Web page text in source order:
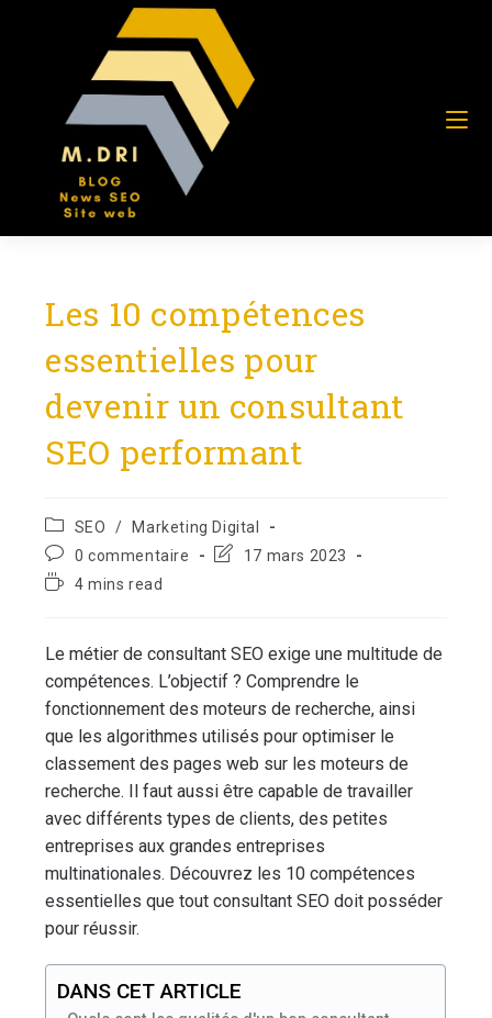
Les 10 compétences
essentielles pour
devenir un consultant
SEO performant
SEO / Marketing Digital
0 commentaire
17 mars 2023
4 mins read
Le métier de consultant SEO exige une multitude de
compétences. L’objectif ? Comprendre le
fonctionnement des moteurs de recherche, ainsi
que les algorithmes utilisés pour optimiser le
classement des pages web sur les moteurs de
recherche. Il faut aussi être capable de travailler
avec différents types de clients, des petites
entreprises aux grandes entreprises
multinationales. Découvrez les 10 compétences
essentielles que tout consultant SEO doit posséder
pour réussir.
DANS CET ARTICLE